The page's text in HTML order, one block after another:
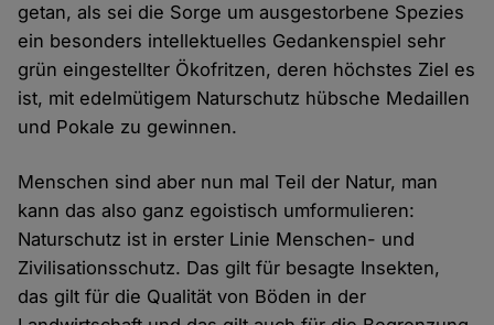
getan, als sei die Sorge um ausgestorbene Spezies
ein besonders intellektuelles Gedankenspiel sehr
grün eingestellter Ökofritzen, deren höchstes Ziel es
ist, mit edelmütigem Naturschutz hübsche Medaillen
und Pokale zu gewinnen.
Menschen sind aber nun mal Teil der Natur, man
kann das also ganz egoistisch umformulieren:
Naturschutz ist in erster Linie Menschen- und
Zivilisationsschutz. Das gilt für besagte Insekten,
das gilt für die Qualität von Böden in der